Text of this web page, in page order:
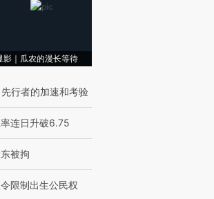
影｜瓜农的漫长等待
行者的加速和考验
连日升破6.75
被拘
限制出生公民权